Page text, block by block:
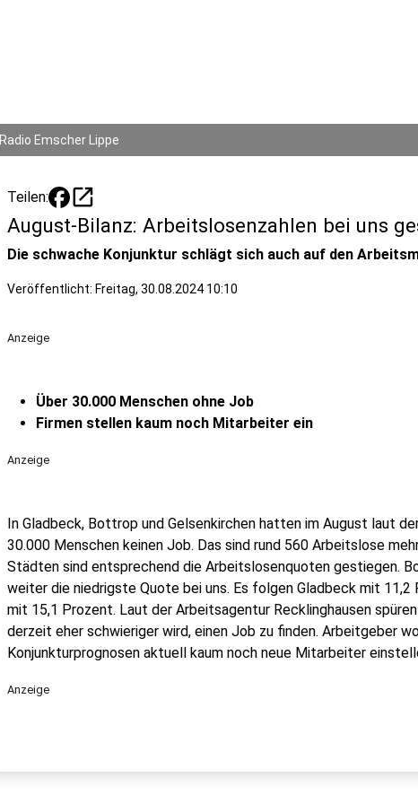
Radio Emscher Lippe
Teilen: open_in_new
August-Bilanz: Arbeitslosenzahlen bei uns
Die schwache Konjunktur schlägt sich auch auf den
Veröffentlicht: Freitag, 30.08.2024 10:10
Anzeige
Über 30.000 Menschen ohne Job
Firmen stellen kaum noch Mitarbeiter ein
Anzeige
In Gladbeck, Bottrop und Gelsenkirchen hatten im August laut
30.000 Menschen keinen Job. Das sind rund 560 Arbeitslose
Städten sind entsprechend die Arbeitslosenquoten gestiegen.
weiter die niedrigste Quote bei uns. Es folgen Gladbeck mit 11,2
mit 15,1 Prozent. Laut der Arbeitsagentur Recklinghausen
derzeit eher schwieriger wird, einen Job zu finden. Arbeitgeber
Konjunkturprognosen aktuell kaum noch neue Mitarbeiter
Anzeige